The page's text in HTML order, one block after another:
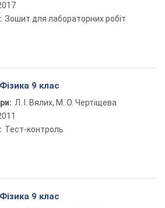
Зошит для лабораторних робіт
9 клас
Л. І. Вялих, М. О. Чертіщева
Тест-контроль
9 клас